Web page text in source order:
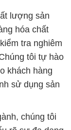
lượng sản
hóa chất
tra nghiêm
tôi tự hào
khách hàng
sử dụng sản
chúng tôi